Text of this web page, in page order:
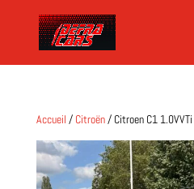
Accueil / Citroën/ Citroen C1